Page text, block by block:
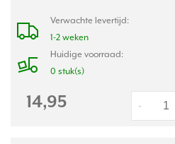
Verwachte levertijd:
1-2 weken
Huidige voorraad:
0 stuk(s)
14,95 -